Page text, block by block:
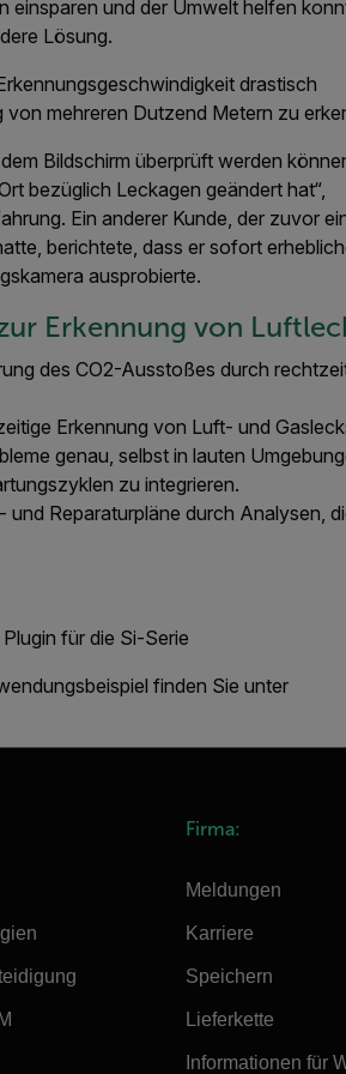
einsparen und der Umwelt helfen
Lösung.
drastisch
mehreren Dutzend Metern zu
Bildschirm überprüft werden
bezüglich Leckagen geändert hat“,
Ein anderer Kunde, der zuvor
berichtete, dass er sofort
ausprobierte.
Erkennung von
des CO2-Ausstoßes durch
Erkennung von Luft- und
genau, selbst in lauten
zu integrieren.
Reparaturpläne durch Analysen,
für die Si-Serie
finden Sie unter
Firma:
Meldungen
Karriere
Speichern
Lieferkette
Informationen für